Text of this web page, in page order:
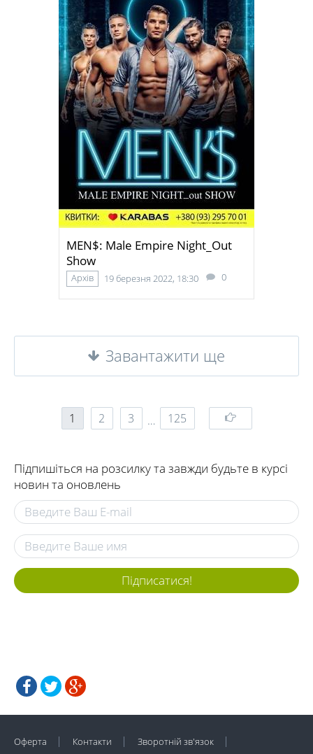
MEN$: Male Empire Night_Out
Show
Архів 19 березня 2022, 18:30 0
Завантажити ще
1 2 3 … 125
Підпишіться на розсилку та завжди будьте в курсі
новин та оновлень
Підписатися!
Оферта Контакти
Зворотній зв'язок